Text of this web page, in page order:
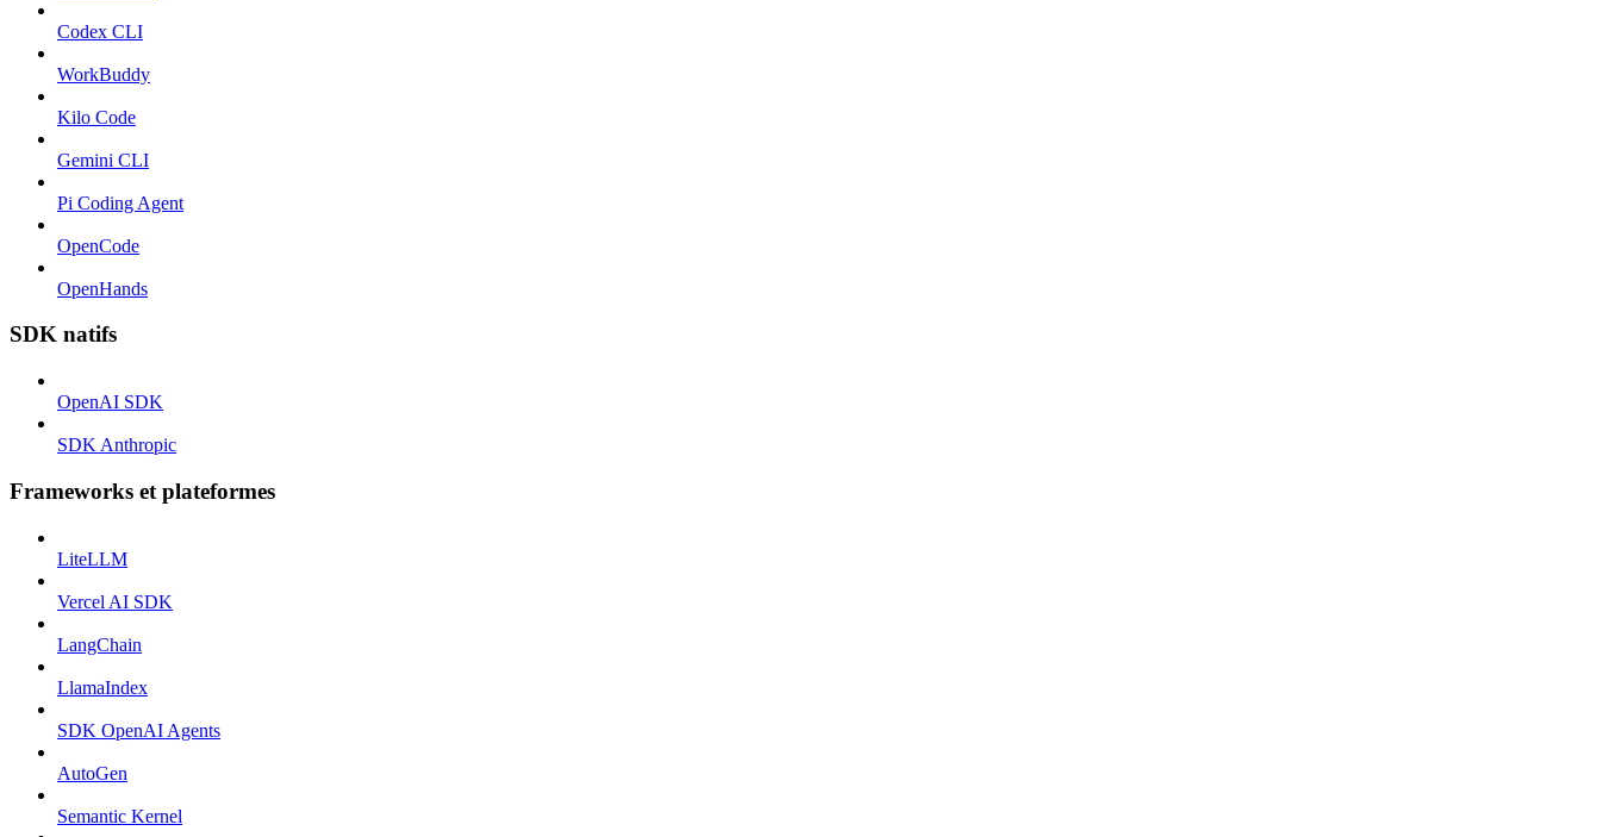
Codex CLI
WorkBuddy
Kilo Code
Gemini CLI
Pi Coding Agent
OpenCode
OpenHands
SDK natifs
OpenAI SDK
SDK Anthropic
Frameworks et plateformes
LiteLLM
Vercel AI SDK
LangChain
LlamaIndex
SDK OpenAI Agents
AutoGen
Semantic Kernel